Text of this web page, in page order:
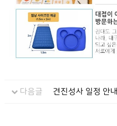
다음글 견진성사 일정 안내